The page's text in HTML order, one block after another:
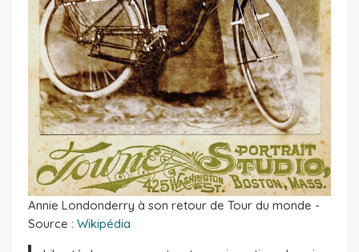
Annie Londonderry à son retour de Tour du monde -
Source : Wikipédia